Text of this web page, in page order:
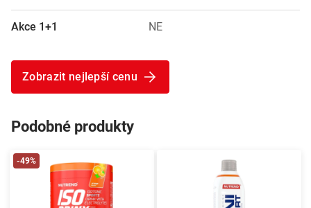
Akce 1+1 NE
Zobrazit nejlepší cenu
Podobné produkty
-49%